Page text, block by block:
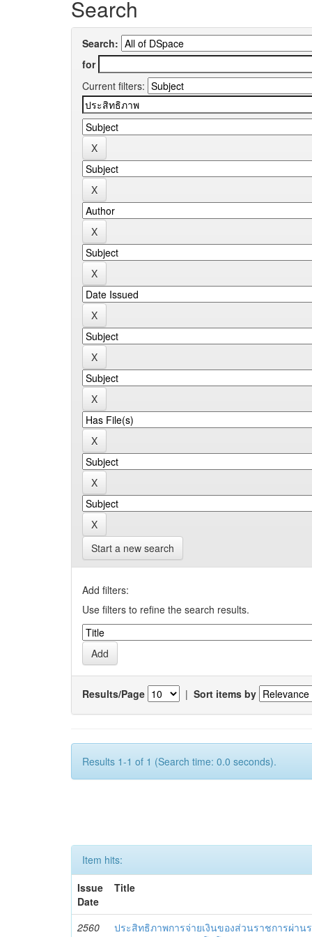
Search
Search:
for
Current filters:
Start a new search
Add filters:
Use filters to refine the search results.
Results/Page | Sort items by
Results 1-1 of 1 (Search time: 0.0 seconds).
Item hits:
Issue
Date
Title
2560
ประสิทธิภาพการจ่ายเงินของส่วนราชการผ่าน